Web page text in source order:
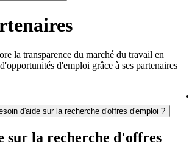
la transparence du marché du travail en
d'emploi grâce à ses partenaires
d'aide sur la recherche d'offres d'emploi ?
sur la recherche d'offres